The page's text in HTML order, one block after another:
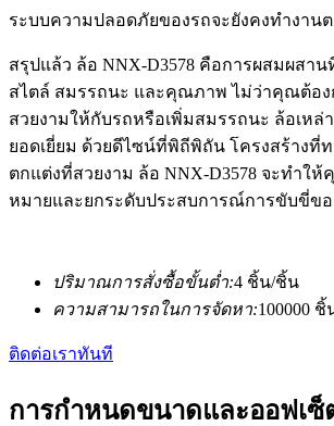
ระบบความปลอดภัยของรถจะยังคงทำงาน
สรุปแล้ว ล้อ NNX-D3578 คือการผสมผสาน
สไตล์ สมรรถนะ และคุณภาพ ไม่ว่าคุณต้อง
สวยงามให้กับรถหรือเพิ่มสมรรถนะ ล้อเหล่
ยอดเยี่ยม ด้วยดีไซน์ที่พิถีพิถัน โครงสร้างที่
ตกแต่งที่สวยงาม ล้อ NNX-D3578 จะทำใ
หมายและยกระดับประสบการณ์การขับขี่ข
ปริมาณการสั่งซื้อขั้นต่ำ:4 ชิ้น/ชิ้น
ความสามารถในการจัดหา:100000
ติดต่อเราทันที
การกำหนดขนาดและออฟเซ็